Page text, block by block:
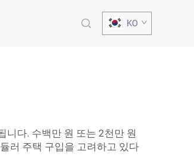
KO
니다. 수백만 원 또는 2천만 원
러 주택 구입을 고려하고 있다